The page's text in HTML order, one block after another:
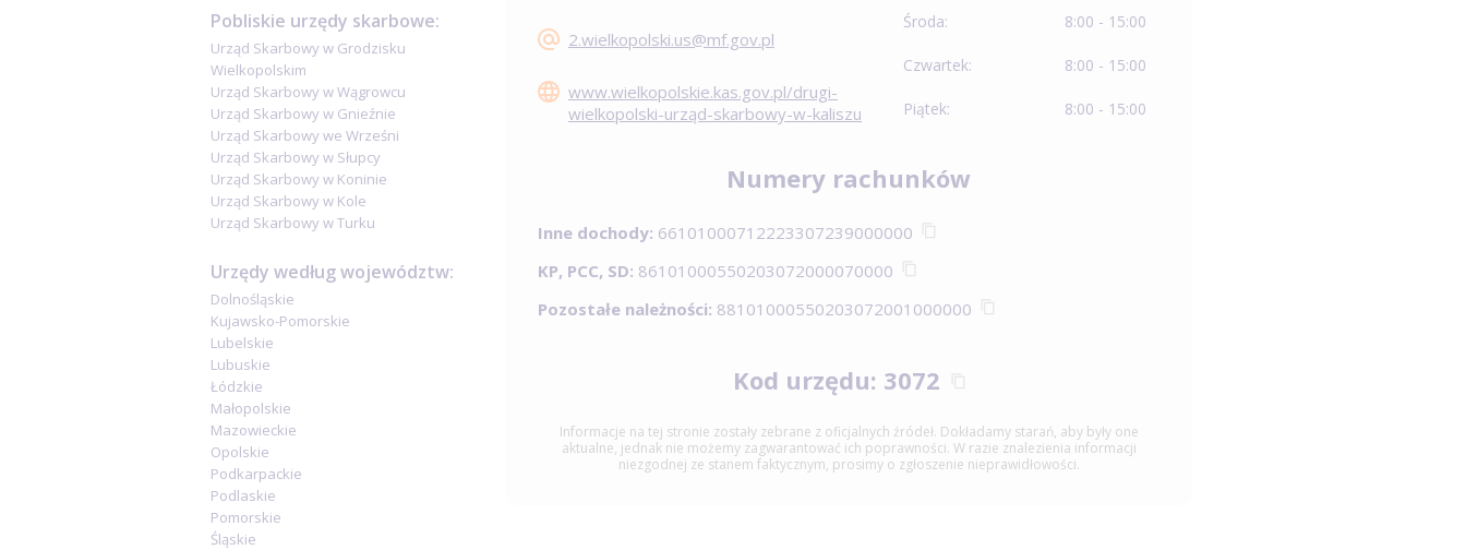
Pobliskie urzędy skarbowe:
Urząd Skarbowy w Grodzisku
Wielkopolskim
Urząd Skarbowy w Wągrowcu
Urząd Skarbowy w Gnieźnie
Urząd Skarbowy we Wrześni
Urząd Skarbowy w Słupcy
Urząd Skarbowy w Koninie
Urząd Skarbowy w Kole
Urząd Skarbowy w Turku
Urzędy według województw:
Dolnośląskie
Kujawsko-Pomorskie
Lubelskie
Lubuskie
Łódzkie
Małopolskie
Mazowieckie
Opolskie
Podkarpackie
Podlaskie
Pomorskie
Śląskie
2.wielkopolski.us@mf.gov.pl
www.wielkopolskie.kas.gov.pl/drugi-
wielkopolski-urząd-skarbowy-w-kaliszu
Środa: 8:00 - 15:00
Czwartek: 8:00 - 15:00
Piątek: 8:00 - 15:00
Numery rachunków
Inne dochody: 66101000712223307239000000
KP, PCC, SD: 86101000550203072000070000
Pozostałe należności: 88101000550203072001000000
Kod urzędu: 3072
Informacje na tej stronie zostały zebrane z oficjalnych źródeł. Dokładamy starań, aby były one
aktualne, jednak nie możemy zagwarantować ich poprawności. W razie znalezienia informacji
niezgodnej ze stanem faktycznym, prosimy o zgłoszenie nieprawidłowości.